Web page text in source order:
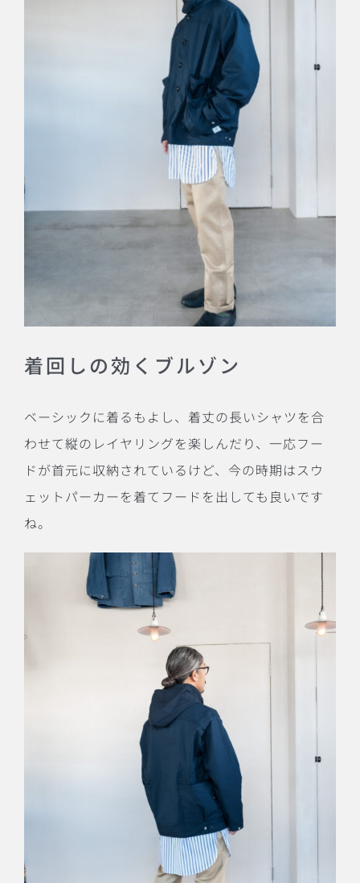
着回しの効くブルゾン
ベーシックに着るもよし、着丈の長いシャツを合
わせて縦のレイヤリングを楽しんだり、一応フー
ドが首元に収納されているけど、今の時期はスウ
ェットパーカーを着てフードを出しても良いです
ね。